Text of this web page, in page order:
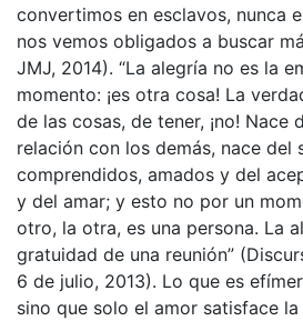
convertimos en esclavos, nunca
nos vemos obligados a buscar
JMJ, 2014). “La alegría no es la
momento: ¡es otra cosa! La
de las cosas, de tener, ¡no! Nace
relación con los demás, nace del
comprendidos, amados y del
y del amar; y esto no por un
otro, la otra, es una persona. La
gratuidad de una reunión”
6 de julio, 2013). Lo que es
sino que solo el amor satisface